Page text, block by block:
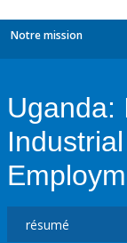
Notre mission
Uganda: